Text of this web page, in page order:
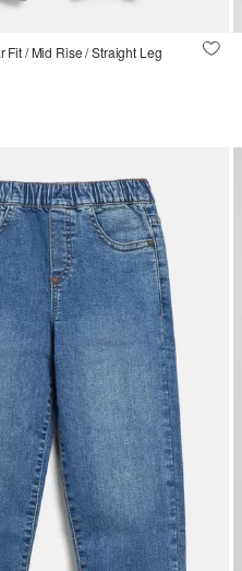
Fit / Mid Rise / Straight Leg